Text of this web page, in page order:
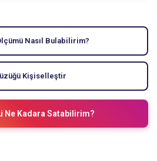
Nasıl Bulabilirim?
Kişiselleştir
Ne Kadara Satabilirim?